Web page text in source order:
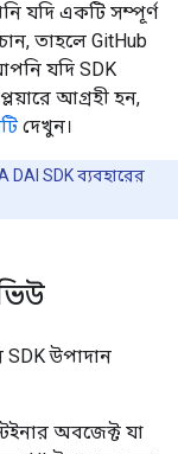
যদি একটি সম্পূর্ণ
তাহলে GitHub
যদি SDK
আগ্রহী হন,
দেখুন।
DAI SDK ব্যবহারের
SDK উপাদান
অবজেক্ট যা